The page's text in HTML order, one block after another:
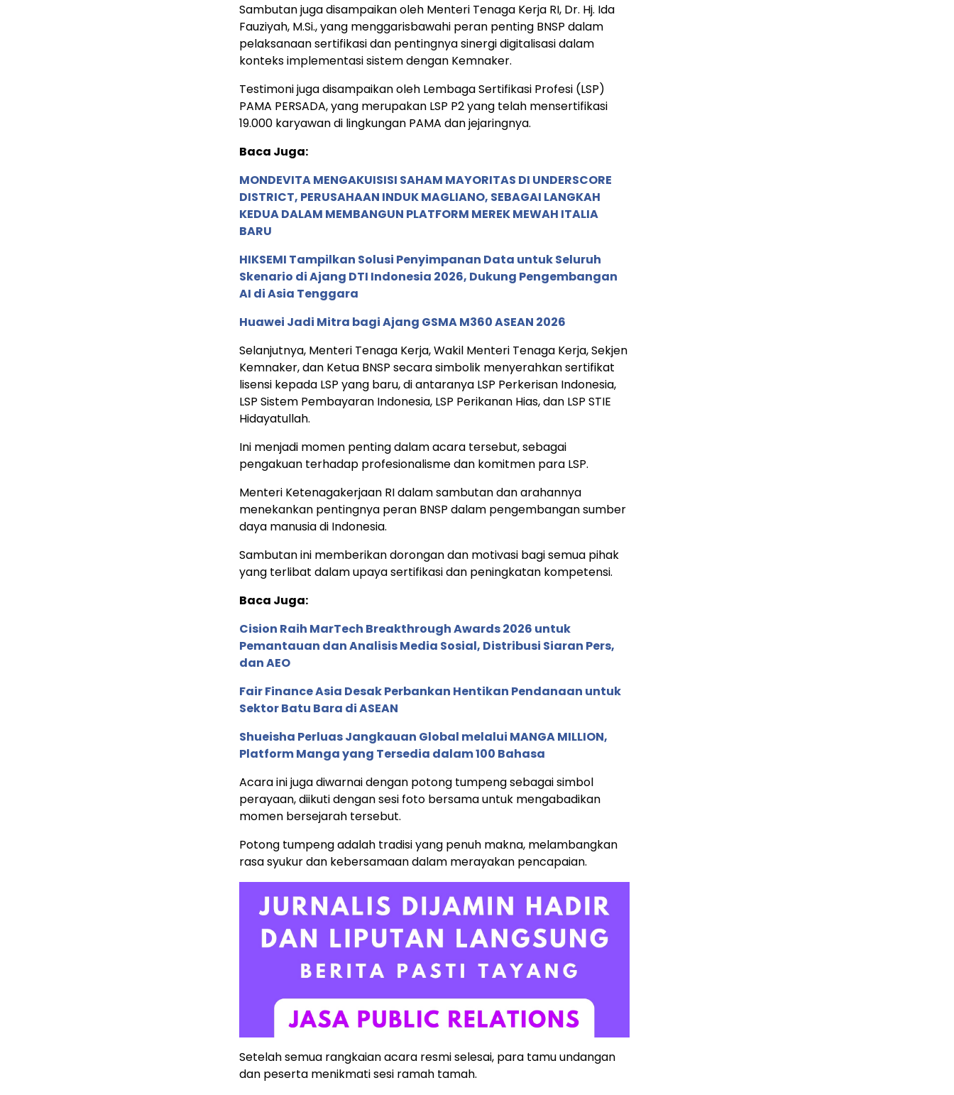
Sambutan juga disampaikan oleh Menteri Tenaga Kerja RI, Dr. Hj. Ida
Fauziyah, M.Si., yang menggarisbawahi peran penting BNSP dalam
pelaksanaan sertifikasi dan pentingnya sinergi digitalisasi dalam
konteks implementasi sistem dengan Kemnaker.
Testimoni juga disampaikan oleh Lembaga Sertifikasi Profesi (LSP)
PAMA PERSADA, yang merupakan LSP P2 yang telah mensertifikasi
19.000 karyawan di lingkungan PAMA dan jejaringnya.
Baca Juga:
MONDEVITA MENGAKUISISI SAHAM MAYORITAS DI UNDERSCORE
DISTRICT, PERUSAHAAN INDUK MAGLIANO, SEBAGAI LANGKAH
KEDUA DALAM MEMBANGUN PLATFORM MEREK MEWAH ITALIA
BARU
HIKSEMI Tampilkan Solusi Penyimpanan Data untuk Seluruh
Skenario di Ajang DTI Indonesia 2026, Dukung Pengembangan
AI di Asia Tenggara
Huawei Jadi Mitra bagi Ajang GSMA M360 ASEAN 2026
Selanjutnya, Menteri Tenaga Kerja, Wakil Menteri Tenaga Kerja, Sekjen
Kemnaker, dan Ketua BNSP secara simbolik menyerahkan sertifikat
lisensi kepada LSP yang baru, di antaranya LSP Perkerisan Indonesia,
LSP Sistem Pembayaran Indonesia, LSP Perikanan Hias, dan LSP STIE
Hidayatullah.
Ini menjadi momen penting dalam acara tersebut, sebagai
pengakuan terhadap profesionalisme dan komitmen para LSP.
Menteri Ketenagakerjaan RI dalam sambutan dan arahannya
menekankan pentingnya peran BNSP dalam pengembangan sumber
daya manusia di Indonesia.
Sambutan ini memberikan dorongan dan motivasi bagi semua pihak
yang terlibat dalam upaya sertifikasi dan peningkatan kompetensi.
Baca Juga:
Cision Raih MarTech Breakthrough Awards 2026 untuk
Pemantauan dan Analisis Media Sosial, Distribusi Siaran Pers,
dan AEO
Fair Finance Asia Desak Perbankan Hentikan Pendanaan untuk
Sektor Batu Bara di ASEAN
Shueisha Perluas Jangkauan Global melalui MANGA MILLION,
Platform Manga yang Tersedia dalam 100 Bahasa
Acara ini juga diwarnai dengan potong tumpeng sebagai simbol
perayaan, diikuti dengan sesi foto bersama untuk mengabadikan
momen bersejarah tersebut.
Potong tumpeng adalah tradisi yang penuh makna, melambangkan
rasa syukur dan kebersamaan dalam merayakan pencapaian.
Setelah semua rangkaian acara resmi selesai, para tamu undangan
dan peserta menikmati sesi ramah tamah.